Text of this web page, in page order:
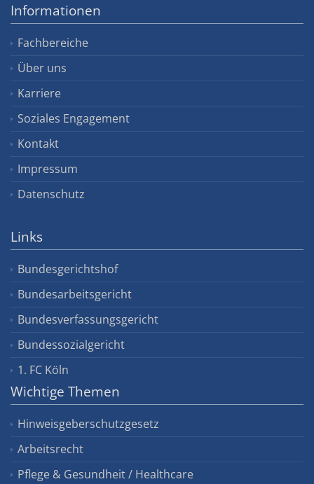
Informationen
Fachbereiche
Über uns
Karriere
Soziales Engagement
Kontakt
Impressum
Datenschutz
Links
Bundesgerichtshof
Bundesarbeitsgericht
Bundesverfassungsgericht
Bundessozialgericht
1. FC Köln
Wichtige Themen
Hinweisgeberschutzgesetz
Arbeitsrecht
Pflege & Gesundheit / Healthcare